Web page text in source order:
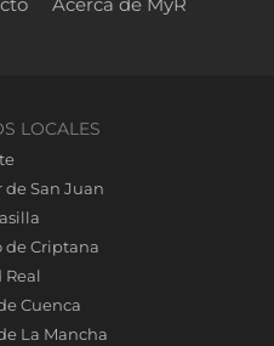
LOCALES
de San Juan
de Criptana
Real
Cuenca
La Mancha